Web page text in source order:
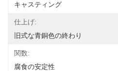
キャスティング
仕上げ:
旧式な青銅色の終わり
関数:
腐食の安定性